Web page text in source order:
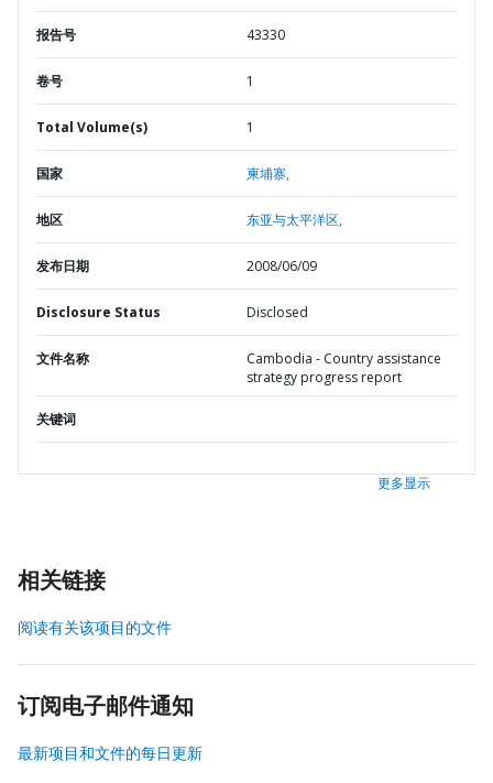
报告号 43330
卷号 1
Total Volume(s) 1
国家 柬埔寨,
地区 东亚与太平洋区,
发布日期 2008/06/09
Disclosure Status Disclosed
文件名称
Cambodia - Country assistance
strategy progress report
关键词
更多显示
相关链接
阅读有关该项目的文件
订阅电子邮件通知
最新项目和文件的每日更新